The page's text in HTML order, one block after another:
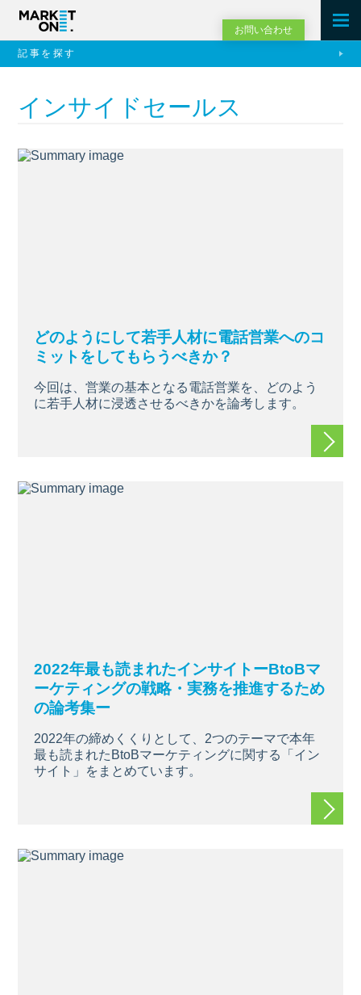
お問い合わせ
記事を探す
インサイドセールス
どのようにして若手人材に電話営業へのコ
ミットをしてもらうべきか？
今回は、営業の基本となる電話営業を、どのよう
に若手人材に浸透させるべきかを論考します。
続きを
2022年最も読まれたインサイトーBtoBマ
ーケティングの戦略・実務を推進するため
の論考集ー
2022年の締めくくりとして、2つのテーマで本年
最も読まれたBtoBマーケティングに関する「イン
サイト」をまとめています。
続きを